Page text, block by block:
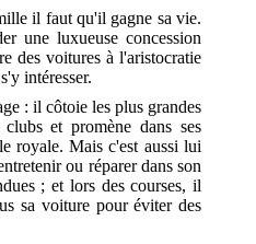
il faut qu'il gagne sa vie.
une luxueuse concession
des voitures à l'aristocratie
intéresser.
: il côtoie les plus grandes
et promène dans ses
royale. Mais c'est aussi lui
ou réparer dans son
; et lors des courses, il
sa voiture pour éviter des